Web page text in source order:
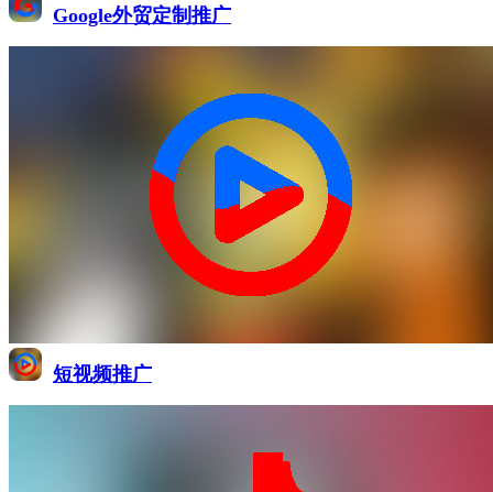
Google外贸定制推广
短视频推广